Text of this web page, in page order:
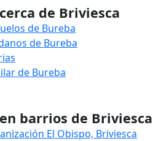
de Briviesca
de Bureba
de Bureba
de Bureba
barrios de Briviesca
El Obispo, Briviesca